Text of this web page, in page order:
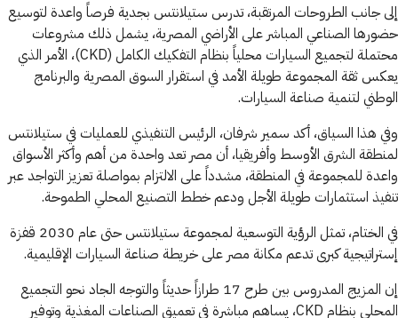
إلى جانب الطروحات المرتقبة، تدرس ستيلانتس بجدية فرصاً واعدة لتوسيع
حضورها الصناعي المباشر على الأراضي المصرية، يشمل ذلك مشروعات
محتملة لتجميع السيارات محلياً بنظام التفكيك الكامل (CKD)، الأمر الذي
يعكس ثقة المجموعة طويلة الأمد في استقرار السوق المصرية والبرنامج
الوطني لتنمية صناعة السيارات.
وفي هذا السياق، أكد سمير شرفان، الرئيس التنفيذي للعمليات في ستيلانتس
لمنطقة الشرق الأوسط وأفريقيا، أن مصر تعد واحدة من أهم وأكثر الأسواق
واعدة للمجموعة في المنطقة، مشدداً على الالتزام بمواصلة تعزيز التواجد عبر
تنفيذ استثمارات طويلة الأجل ودعم خطط التصنيع المحلي الطموحة.
في الختام، تمثل الرؤية التوسعية لمجموعة ستيلانتس حتى عام 2030 قفزة
إستراتيجية كبرى تدعم مكانة مصر على خريطة صناعة السيارات الإقليمية.
إن المزيج المدروس بين طرح 17 طرازاً حديثاً والتوجه الجاد نحو التجميع
المحلي بنظام CKD، يساهم مباشرة في تعميق الصناعات المغذية وتوفير